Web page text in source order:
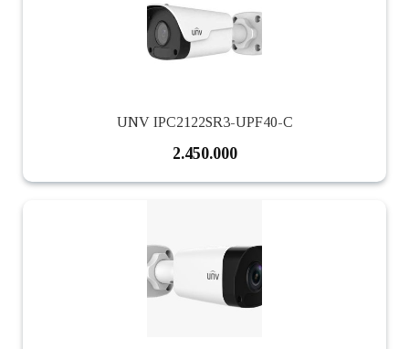
UNV IPC2122SR3-UPF40-C
2.450.000